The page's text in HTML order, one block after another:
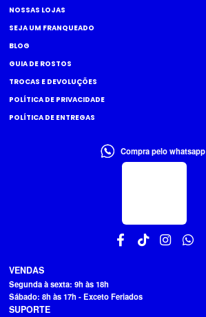
NOSSAS LOJAS
SEJA UM FRANQUEADO
BLOG
GUIA DE ROSTOS
TROCAS E DEVOLUÇÕES
POLÍTICA DE PRIVACIDADE
POLÍTICA DE ENTREGAS
Compra pelo whatsapp
VENDAS
Segunda à sexta: 9h às 18h
Sábado: 8h às 17h - Exceto Feriados
SUPORTE